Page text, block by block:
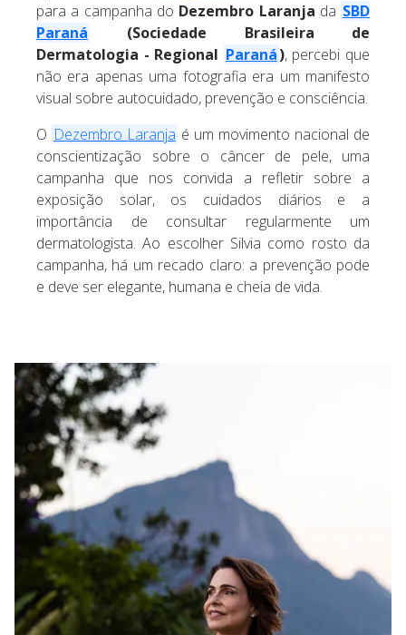
para a campanha do Dezembro Laranja da SBD
Paraná
(Sociedade Brasileira de
Dermatologia - Regional Paraná), percebi que
não era apenas uma fotografia era um manifesto
visual sobre autocuidado, prevenção e consciência.
O Dezembro Laranja é um movimento nacional de
conscientização sobre o câncer de pele, uma
campanha que nos convida a refletir sobre a
exposição solar, os cuidados diários e a
importância de consultar regularmente um
dermatologista. Ao escolher Silvia como rosto da
campanha, há um recado claro: a prevenção pode
e deve ser elegante, humana e cheia de vida.